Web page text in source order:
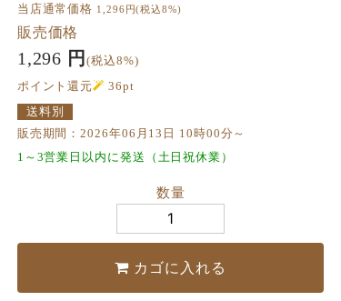
当店通常価格 1,296円(税込8%)
販売価格
1,296 円(税込8%)
ポイント還元
36pt
送料別
販売期間：2026年06月13日 10時00分～
1～3営業日以内に発送（土日祝休業）
数量
カゴに入れる